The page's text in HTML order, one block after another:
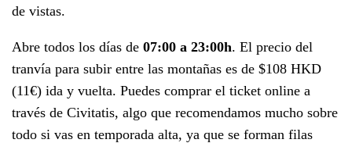
de vistas.
Abre todos los días de 07:00 a 23:00h. El precio del
tranvía para subir entre las montañas es de $108 HKD
(11€) ida y vuelta. Puedes comprar el ticket online a
través de Civitatis, algo que recomendamos mucho sobre
todo si vas en temporada alta, ya que se forman filas